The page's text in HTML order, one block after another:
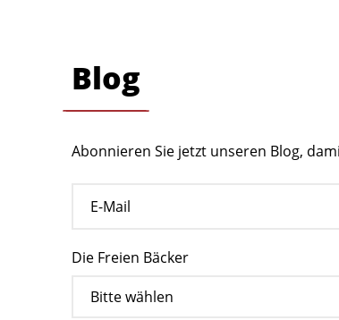
Blog
Abonnieren Sie jetzt unseren Blog,
Die Freien Bäcker